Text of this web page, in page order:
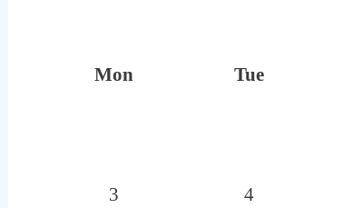
Mon Tue
3 4